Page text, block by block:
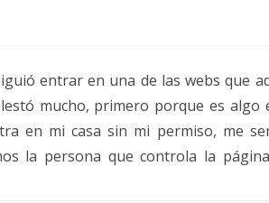
entrar en una de las webs que
mucho, primero porque es algo
en mi casa sin mi permiso, me
la persona que controla la